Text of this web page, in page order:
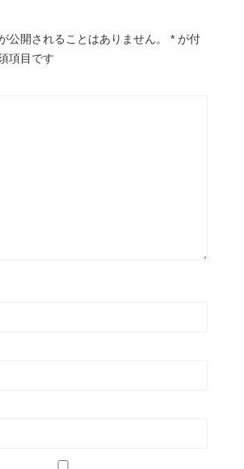
公開されることはありません。 * が付
項目です